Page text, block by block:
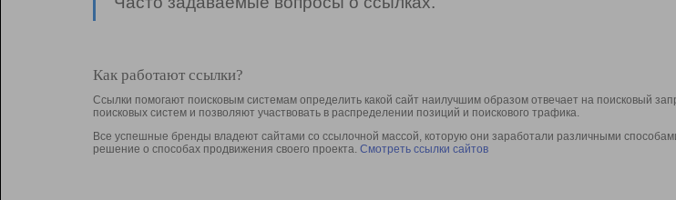
Как работают ссылки?
Ссылки помогают поисковым системам определить какой сайт наилучшим образом отвечает на поисковый
поисковых систем и позволяют участвовать в раcпределении позиций и поискового трафика.
Все успешные бренды владеют сайтами со ссылочной массой, которую они заработали различными
решение о способах продвижения своего проекта. Смотреть ссылки сайтов